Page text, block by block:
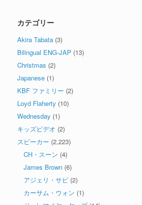
カテゴリー
Akira Tabata (3)
Bilingual ENG-JAP (13)
Christmas (2)
Japanese (1)
KBF ファミリー (2)
Loyd Flaherty (10)
Wednesday (1)
キッズビデオ (2)
スピーカー (2,223)
CH・スーン (4)
James Brown (6)
アジェリ・サビ (2)
カーサム・ウォン (1)